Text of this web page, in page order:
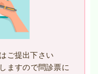
ご提出下さい
ますので問診票に